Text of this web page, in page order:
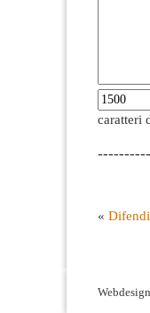
caratteri
«
Webdesign